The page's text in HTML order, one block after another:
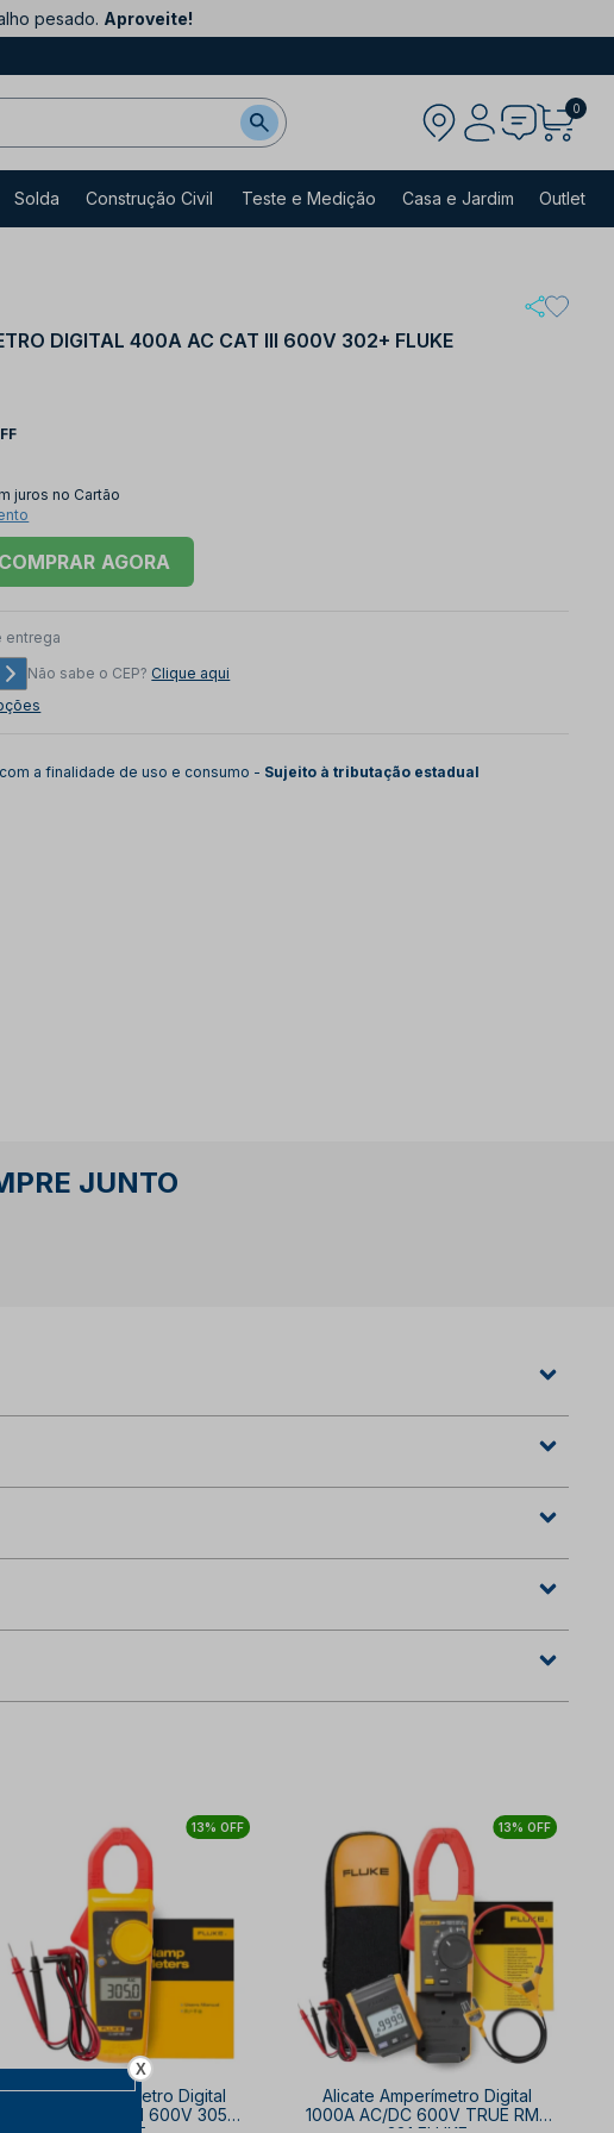
pesado. Aproveite!
0
Solda Construção Civil Teste e Medição Casa e Jardim Outlet
DIGITAL 400A AC CAT III 600V 302+ FLUKE
juros no Cartão
COMPRAR
entrega
Não sabe o CEP? Clique aqui
a finalidade de uso e consumo - Sujeito à tributação estadual
JUNTO
13% OFF
Alicate Amperímetro Digital
1000A AC CAT III 600V 305
13% OFF
Alicate Amperímetro Digital
1000A AC/DC 600V TRUE RMS
X